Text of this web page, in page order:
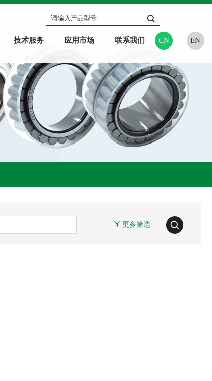
技术服务 应用市场 联系我们 CN EN
更多筛选